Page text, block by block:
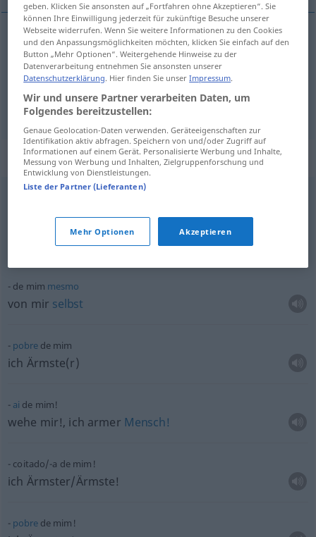
mir (DAT) mim após prep
mich mim
Beispielsätze für "mim"
meinetwegen
von mir aus
de mim mesmo
von mir selbst
pobrede mim
ich Ärmste(r)
ai de mim!
wehe mir!, ich armer Mensch!
coitado/-a de mim!
ich Ärmster/Ärmste!
pobrede mim!
geben. Klicken Sie ansonsten auf „Fortfahren ohne Akzeptieren“. Sie
können Ihre Einwilligung jederzeit für zukünftige Besuche unserer
Webseite widerrufen. Wenn Sie weitere Informationen zu den Cookies
und den Anpassungsmöglichkeiten möchten, klicken Sie einfach auf den
Button „Mehr Optionen“. Weitergehende Hinweise zu der
Datenverarbeitung entnehmen Sie ansonsten unserer
Datenschutzerklärung. Hier finden Sie unserImpressum.
Wir und unsere Partner verarbeiten Daten, um
Folgendes bereitzustellen:
Genaue Geolocation-Daten verwenden. Geräteeigenschaften zur
Identifikation aktiv abfragen. Speichern von und/oder Zugriff auf
Informationen auf einem Gerät. Personalisierte Werbung und Inhalte,
Messung von Werbung und Inhalten, Zielgruppenforschung und
Entwicklung von Dienstleistungen.
Liste der Partner (Lieferanten)
Mehr Optionen Akzeptieren